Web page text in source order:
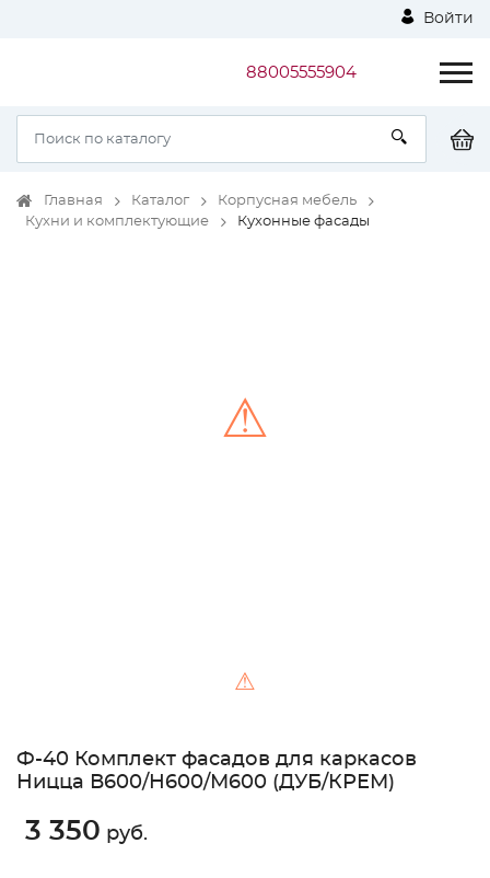
Войти
88005555904
Главная Каталог
Корпусная мебель
Кухни и комплектующие
Кухонные фасады
⚠
⚠
Ф-40 Комплект фасадов для каркасов
Ницца В600/Н600/М600 (ДУБ/КРЕМ)
3 350 руб.